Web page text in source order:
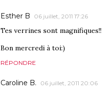
Esther B 06 juillet, 2011 17:26
Tes verrines sont magnifiques!!
Bon mercredi à toi:)
RÉPONDRE
Caroline B. 06 juillet, 2011 20:06